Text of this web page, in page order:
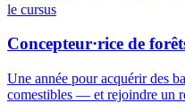
le cursus
Concepteur·rice de
Une année pour acquérir des
comestibles — et rejoindre un